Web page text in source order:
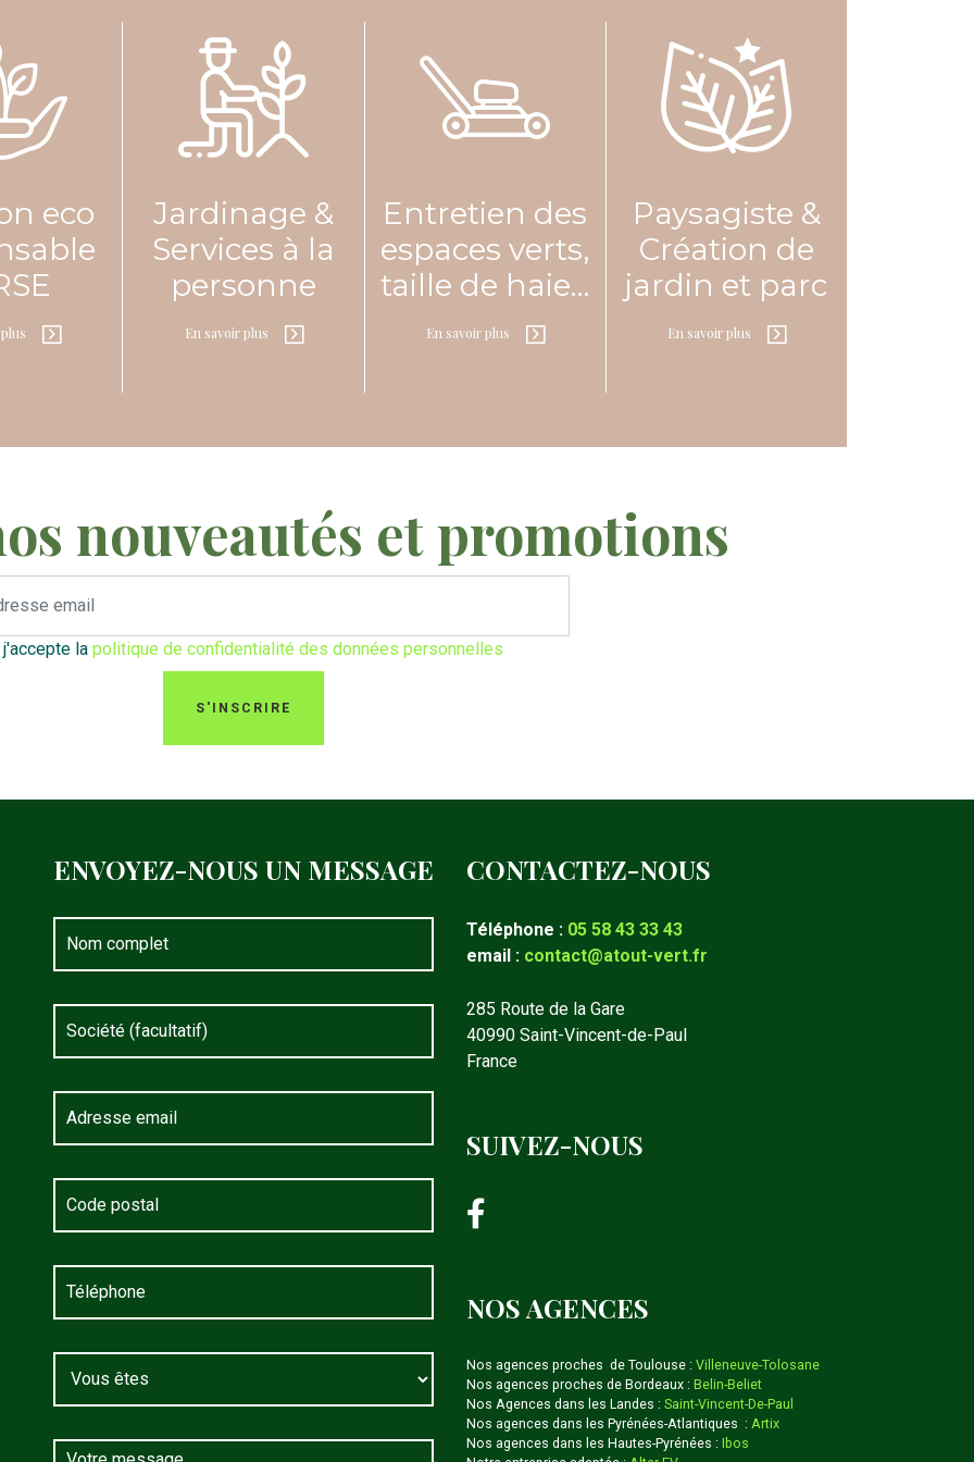
CONTACT@ATOUT-VERT.FR
En savoir plus
64 Pyrénées-atlantiques
Alter EV – Artix
ESPACESVERTS.FR
En savoir plus
eco
Jardinage &
Services à la
personne
En savoir plus
Entretien des
espaces verts,
taille de haie…
En savoir plus
Paysagiste &
Création de
jardin et parc
En savoir plus
nouveautés et promotions
la politique de confidentialité des données personnelles
S'INSCRIRE
ENVOYEZ-NOUS UN MESSAGE CONTACTEZ-NOUS
Téléphone : 05 58 43 33 43
email : contact@atout-vert.fr
285 Route de la Gare
40990 Saint-Vincent-de-Paul
France
SUIVEZ-NOUS
NOS AGENCES
Nos agences proches de Toulouse : Villeneuve-Tolosane
Nos agences proches de Bordeaux : Belin-Beliet
Nos Agences dans les Landes : Saint-Vincent-De-Paul
Nos agences dans les Pyrénées-Atlantiques : Artix
Nos agences dans les Hautes-Pyrénées : Ibos